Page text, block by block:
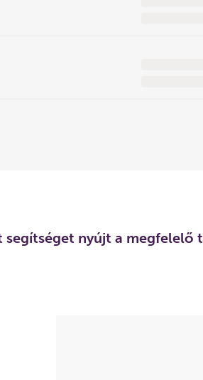
segítséget nyújt a